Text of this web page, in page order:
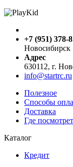
+7 (951) 378-
Новосибирск
Адрес
630112, г.
info@startrc.ru
Полезное
Способы
Доставка
Где
Каталог
Кредит